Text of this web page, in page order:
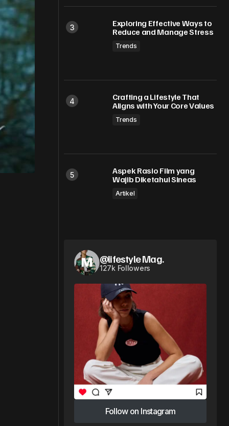
Exploring Effective Ways to
Reduce and Manage Stress
Trends
Crafting a Lifestyle That
Aligns with Your Core Values
Trends
Aspek Rasio Film yang
Wajib Diketahui Sineas
Artikel
@lifestyle Mag.
127k Followers
Follow on Instagram